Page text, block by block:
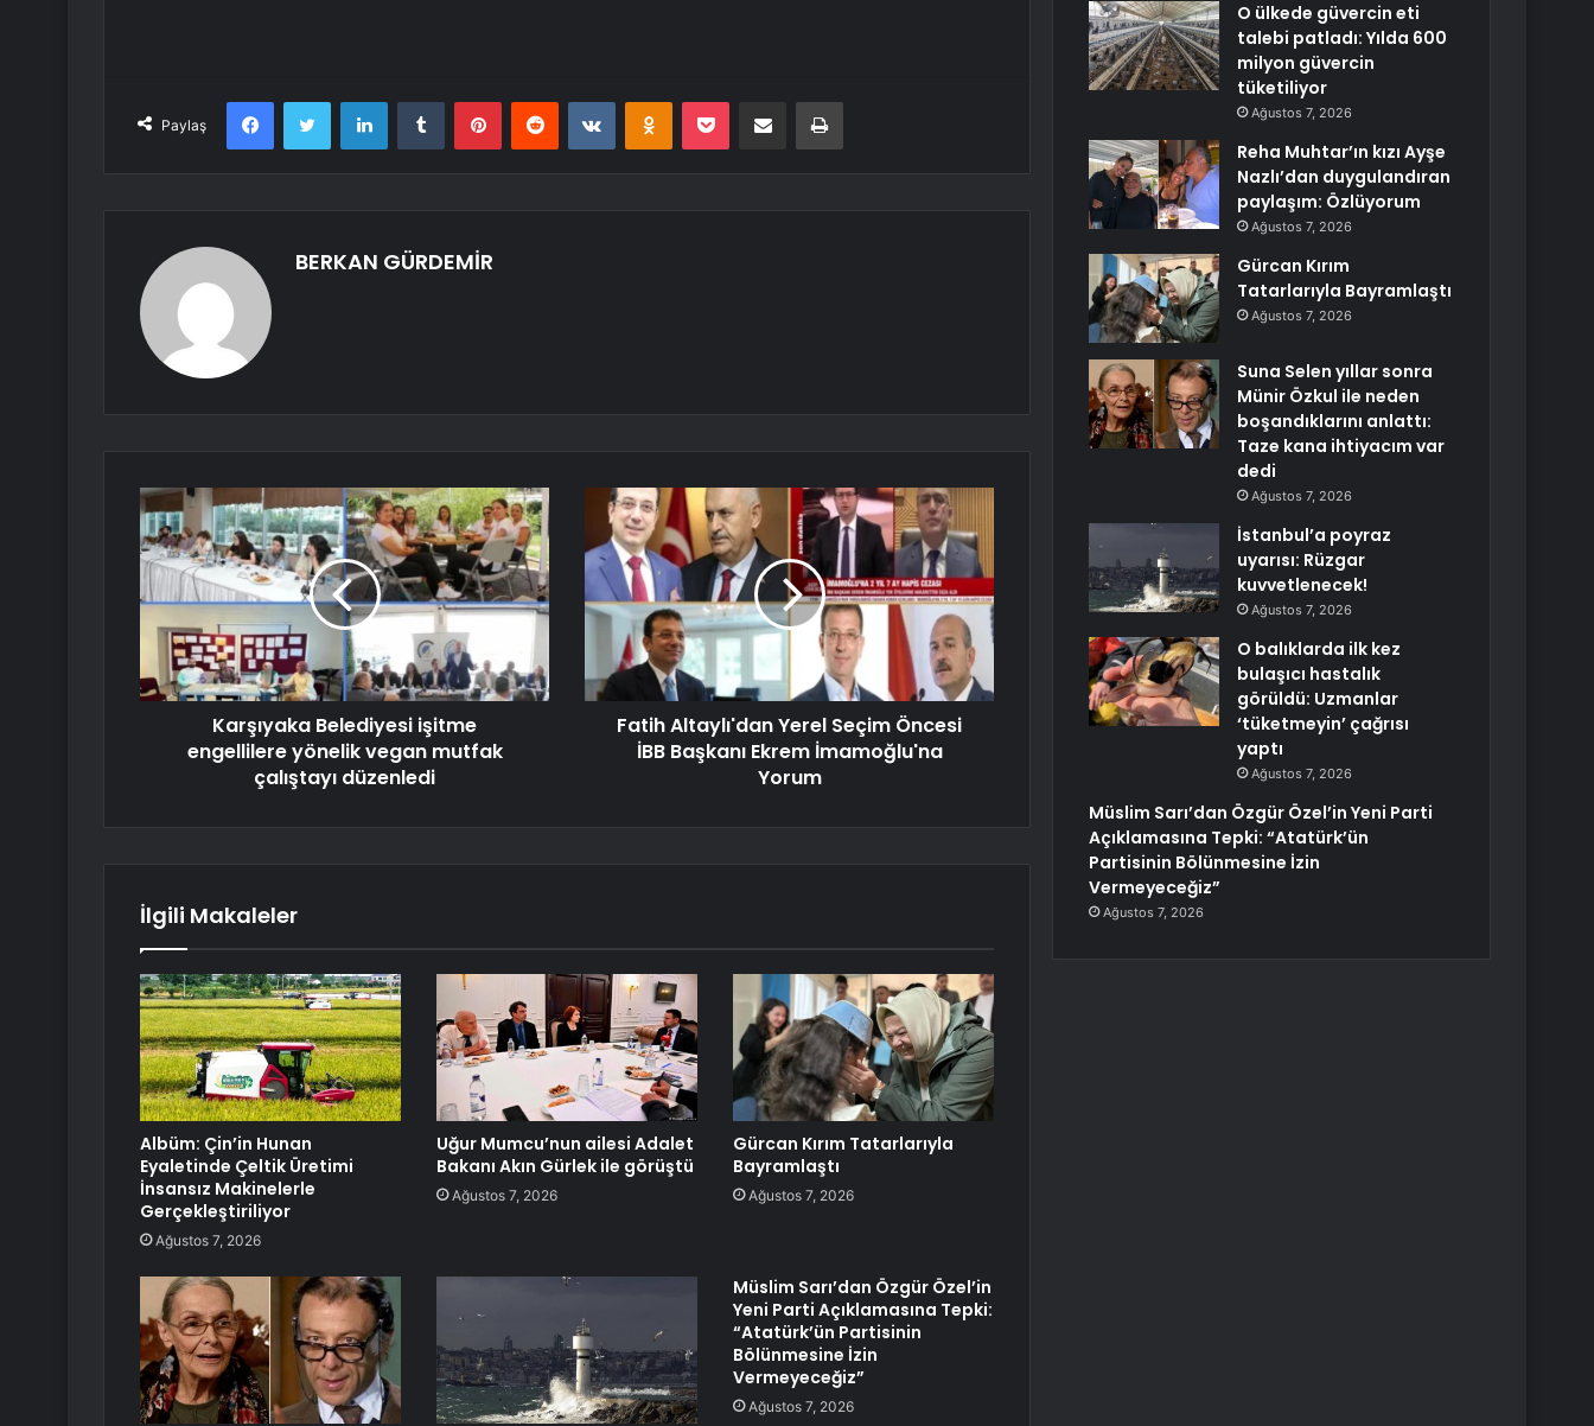
Paylaş
FacebookTwitter LinkedInTumblr PinterestReddit VKontakteOdnoklassniki
Pocket E-Posta ile paylaş Yazdır
BERKAN GÜRDEMİR
Karşıyaka Belediyesi işitme
engellilere yönelik vegan mutfak
çalıştayı düzenledi
Fatih Altaylı'dan Yerel Seçim Öncesi
İBB Başkanı Ekrem İmamoğlu'na
Yorum
İlgili Makaleler
Albüm: Çin’in Hunan
Eyaletinde Çeltik Üretimi
İnsansız Makinelerle
Gerçekleştiriliyor
Ağustos 7, 2026
Uğur Mumcu’nun ailesi Adalet
Bakanı Akın Gürlek ile görüştü
Ağustos 7, 2026
Gürcan Kırım Tatarlarıyla
Bayramlaştı
Ağustos 7, 2026
Müslim Sarı’dan Özgür Özel’in
Yeni Parti Açıklamasına Tepki:
“Atatürk’ün Partisinin
Bölünmesine İzin
Vermeyeceğiz”
Ağustos 7, 2026
O ülkede güvercin eti
talebi patladı: Yılda 600
milyon güvercin
tüketiliyor
Ağustos 7, 2026
Reha Muhtar’ın kızı Ayşe
Nazlı’dan duygulandıran
paylaşım: Özlüyorum
Ağustos 7, 2026
Gürcan Kırım
Tatarlarıyla Bayramlaştı
Ağustos 7, 2026
Suna Selen yıllar sonra
Münir Özkul ile neden
boşandıklarını anlattı:
Taze kana ihtiyacım var
dedi
Ağustos 7, 2026
İstanbul’a poyraz
uyarısı: Rüzgar
kuvvetlenecek!
Ağustos 7, 2026
O balıklarda ilk kez
bulaşıcı hastalık
görüldü: Uzmanlar
‘tüketmeyin’ çağrısı
yaptı
Ağustos 7, 2026
Müslim Sarı’dan Özgür Özel’in Yeni Parti
Açıklamasına Tepki: “Atatürk’ün
Partisinin Bölünmesine İzin
Vermeyeceğiz”
Ağustos 7, 2026